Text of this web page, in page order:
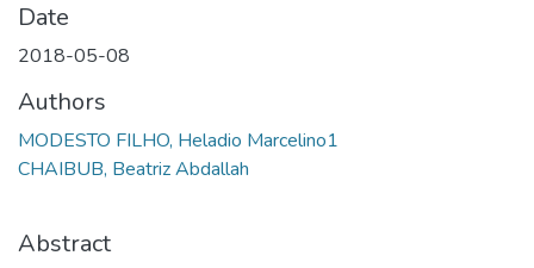
Date
2018-05-08
Authors
MODESTO FILHO, Heladio Marcelino1
CHAIBUB, Beatriz Abdallah
Abstract